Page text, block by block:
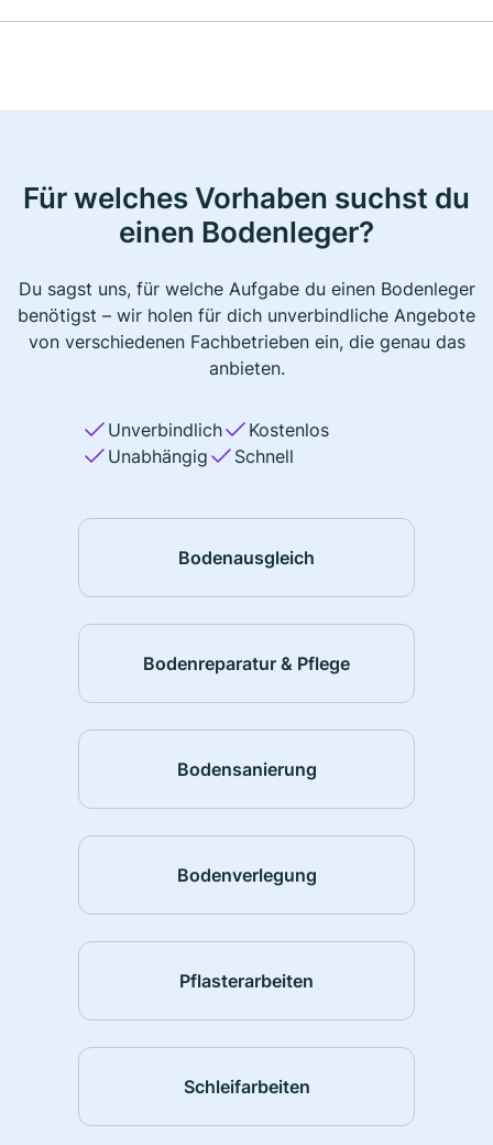
Für welches Vorhaben suchst du
einen Bodenleger?
Du sagst uns, für welche Aufgabe du einen Bodenleger
benötigst – wir holen für dich unverbindliche Angebote
von verschiedenen Fachbetrieben ein, die genau das
anbieten.
Unverbindlich
Kostenlos
Unabhängig
Schnell
Bodenausgleich
Bodenreparatur & Pflege
Bodensanierung
Bodenverlegung
Pflasterarbeiten
Schleifarbeiten